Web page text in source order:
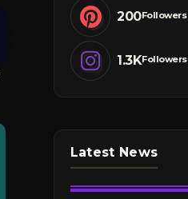
200Followers
1.3KFollowers
Latest News